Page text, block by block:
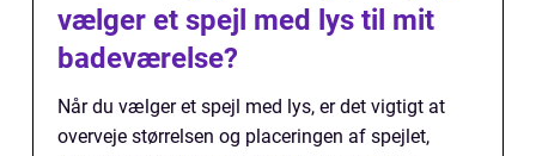
vælger et spejl med lys til mit
badeværelse?
Når du vælger et spejl med lys, er det vigtigt at
overveje størrelsen og placeringen af spejlet,